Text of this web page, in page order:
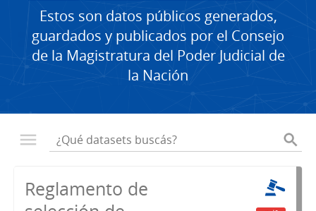
Estos son datos públicos generados,
guardados y publicados por el Consejo
de la Magistratura del Poder Judicial de
la Nación
Reglamento de